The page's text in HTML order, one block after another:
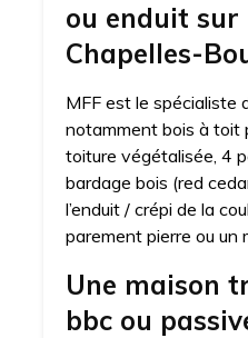
ou enduit sur
Chapelles-
MFF est le spécialiste
notamment bois à toit
toiture végétalisée, 4
bardage bois (red
l’enduit / crépi de la
parement pierre ou un
Une maison
bbc ou